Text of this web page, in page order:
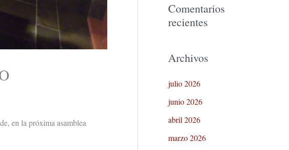
en la próxima asamblea
Comentarios
recientes
Archivos
julio 2026
junio 2026
abril 2026
marzo 2026